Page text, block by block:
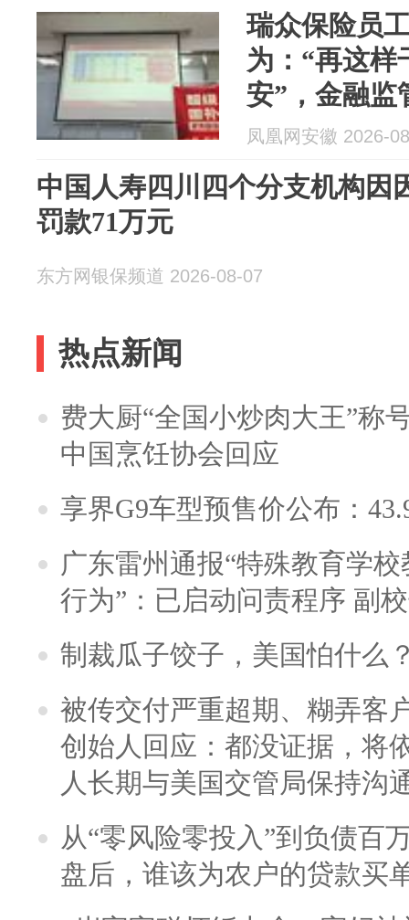
瑞众保险员
为：“再这样
安”，金融监
凤凰网安徽 2026-
中国人寿四川四个分支机构因
罚款71万元
东方网银保频道 2026-08-07
热点新闻
费大厨“全国小炒肉大王”称
中国烹饪协会回应
享界G9车型预售价公布：
广东雷州通报“特殊教育学
行为”：已启动问责程序 副
制裁瓜子饺子，美国怕什么
被传交付严重超期、糊弄客
创始人回应：都没证据，将
人长期与美国交管局保持沟
从“零风险零投入”到负债百
盘后，谁该为农户的贷款买